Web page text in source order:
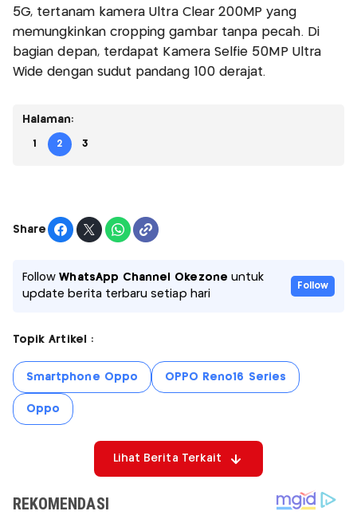
5G, tertanam kamera Ultra Clear 200MP yang
memungkinkan cropping gambar tanpa pecah. Di
bagian depan, terdapat Kamera Selfie 50MP Ultra
Wide dengan sudut pandang 100 derajat.
Halaman:
1 2 3
Share
FollowWhatsApp Channel Okezone untuk
update berita terbaru setiap hari
Follow
Topik Artikel :
Smartphone Oppo OPPO Reno16 Series
Oppo
Lihat Berita Terkait